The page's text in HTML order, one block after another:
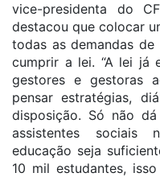
vice-presidenta do
destacou que colocar
todas as demandas
cumprir a lei. “A lei já
gestores e gestoras
pensar estratégias,
disposição. Só não
assistentes sociais
educação seja
10 mil estudantes,